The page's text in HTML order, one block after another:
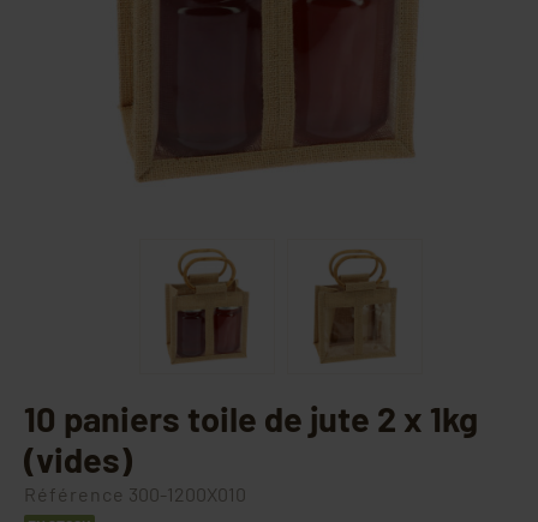
10 paniers toile de jute 2 x 1kg
(vides)
Référence 300-1200X010